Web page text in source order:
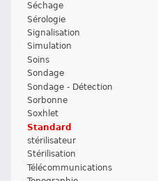
Séchage
Sérologie
Signalisation
Simulation
Soins
Sondage
Sondage - Détection
Sorbonne
Soxhlet
Standard
stérilisateur
Stérilisation
Télécommunications